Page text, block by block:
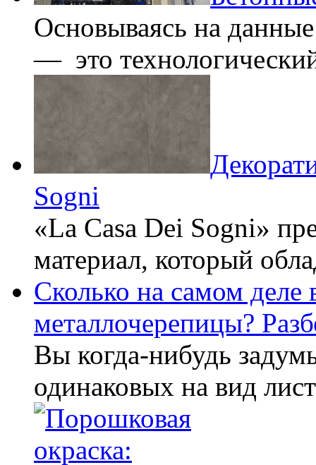
Основываясь на
— это
Sogni
«La Casa Dei Sogni»
материал, который
Сколько на самом деле
металлочерепицы?
Вы когда-нибудь
одинаковых на вид